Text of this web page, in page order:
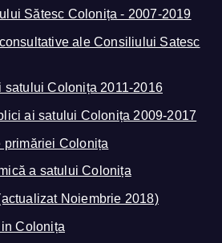
Sătesc Colonița - 2007-2019
ale Consiliului Satesc
satului Colonița 2011-2016
ai satului Colonița 2009-2017
Colonița
a satului Colonița
Noiembrie 2018)
Colonița